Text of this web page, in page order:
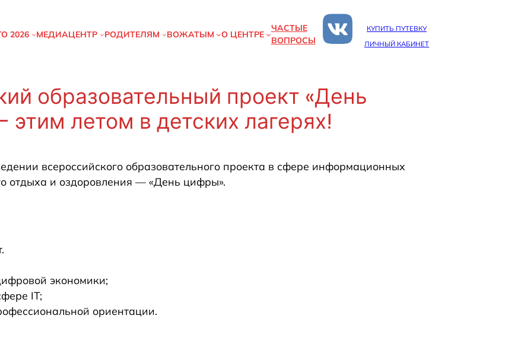
2026 МЕДИАЦЕНТР РОДИТЕЛЯМ ВОЖАТЫМ О ЦЕНТРЕ
ЧАСТЫЕ
ВОПРОСЫ
КУПИТЬ ПУТЕВКУ
ЛИЧНЫЙ КАБИНЕТ
образовательный проект «День
летом в детских лагерях!
всероссийского образовательного проекта в сфере информационных
отдыха и оздоровления — «День цифры».
экономики;
IT;
ориентации.